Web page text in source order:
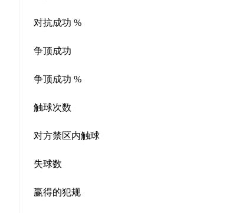
对抗成功 %
争顶成功
争顶成功 %
触球次数
对方禁区内触球
失球数
赢得的犯规